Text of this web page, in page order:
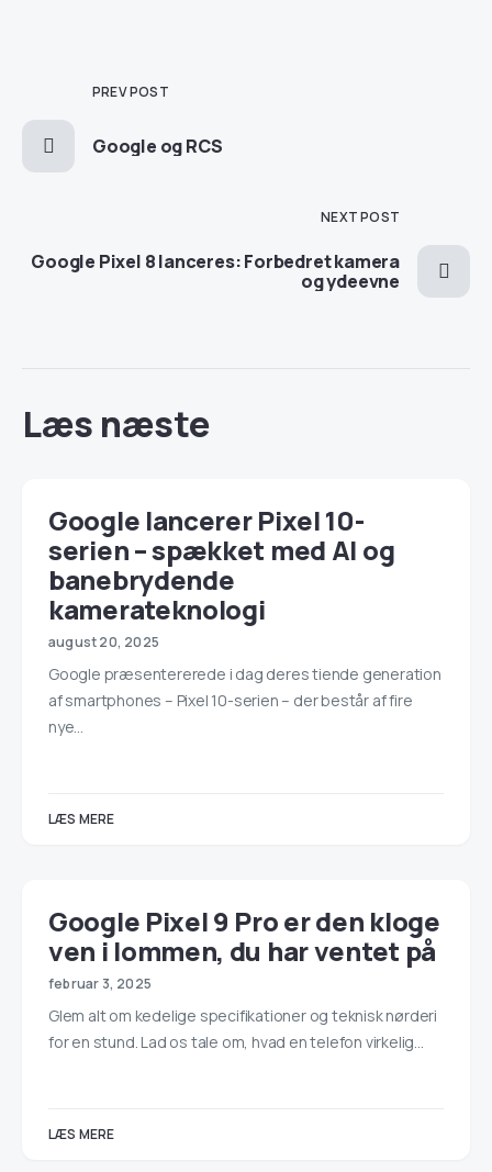
PREV POST
Google og RCS
NEXT POST
Google Pixel 8 lanceres: Forbedret kamera
og ydeevne
Læs næste
Google lancerer Pixel 10-
serien – spækket med AI og
banebrydende
kamerateknologi
august 20, 2025
Google præsentererede i dag deres tiende generation
af smartphones – Pixel 10-serien – der består af fire
nye…
LÆS MERE
Google Pixel 9 Pro er den kloge
ven i lommen, du har ventet på
februar 3, 2025
Glem alt om kedelige specifikationer og teknisk nørderi
for en stund. Lad os tale om, hvad en telefon virkelig…
LÆS MERE